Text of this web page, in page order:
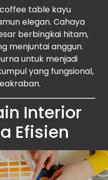
table kayu
elegan. Cahaya
berbingkai hitam,
menjuntai anggun.
untuk menjadi
yang fungsional,
Interior
Efisien